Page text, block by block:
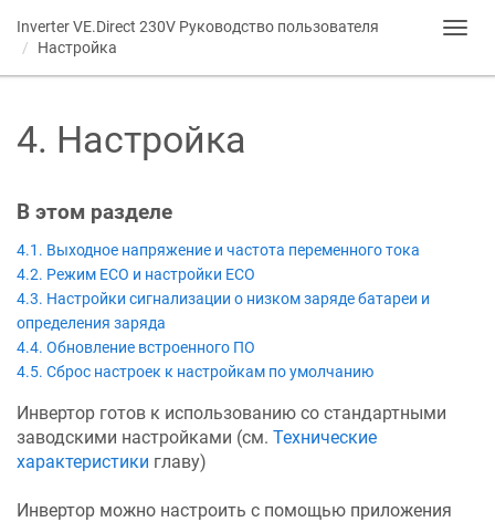
Inverter VE.Direct 230V Руководство пользователя
Настройка
4. Настройка
В этом разделе
4.1. Выходное напряжение и частота переменного тока
4.2. Режим ECO и настройки ECO
4.3. Настройки сигнализации о низком заряде батареи и
определения заряда
4.4. Обновление встроенного ПО
4.5. Сброс настроек к настройкам по умолчанию
Инвертор готов к использованию со стандартными
заводскими настройками (см. Технические
характеристики главу)
Инвертор можно настроить с помощью приложения